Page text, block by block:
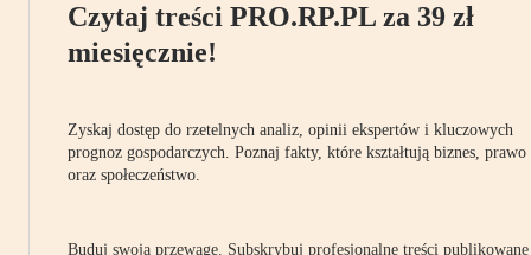
Czytaj treści PRO.RP.PL za 39 zł
miesięcznie!
Zyskaj dostęp do rzetelnych analiz, opinii ekspertów i kluczowych
prognoz gospodarczych. Poznaj fakty, które kształtują biznes, prawo
oraz społeczeństwo.
Buduj swoją przewagę. Subskrybuj profesjonalne treści publikowane